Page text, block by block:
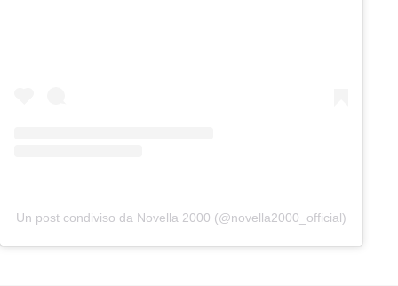
Un post condiviso da Novella 2000 (@novella2000_official)